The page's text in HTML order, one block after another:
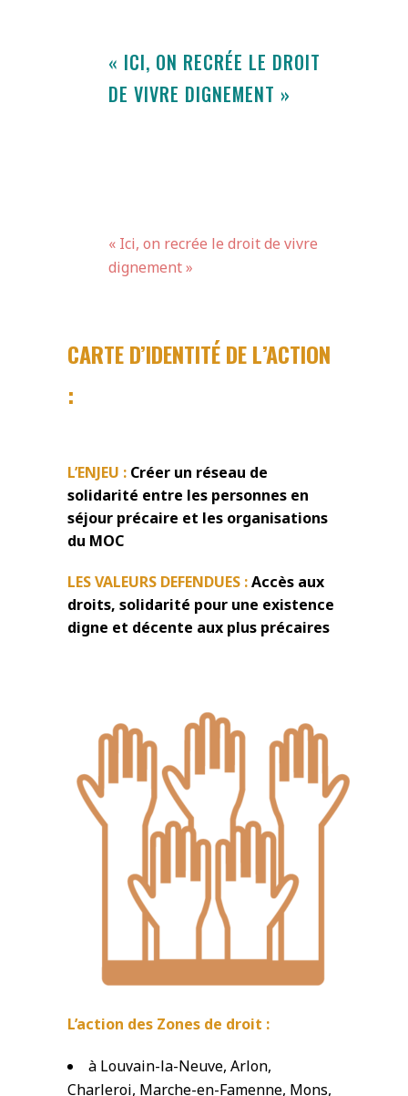
« ICI, ON RECRÉE LE DROIT
DE VIVRE DIGNEMENT »
« Ici, on recrée le droit de vivre
dignement »
CARTE D’IDENTITÉ DE L’ACTION
:
L’ENJEU : Créer un réseau de
solidarité entre les personnes en
séjour précaire et les organisations
du MOC
LES VALEURS DEFENDUES :Accès aux
droits, solidarité pour une existence
digne et décente aux plus précaires
L’action des Zones de droit :
à Louvain-la-Neuve, Arlon,
Charleroi, Marche-en-Famenne, Mons,